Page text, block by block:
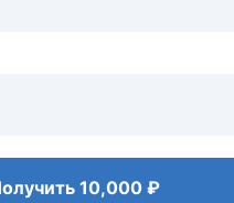
10,000 ₽